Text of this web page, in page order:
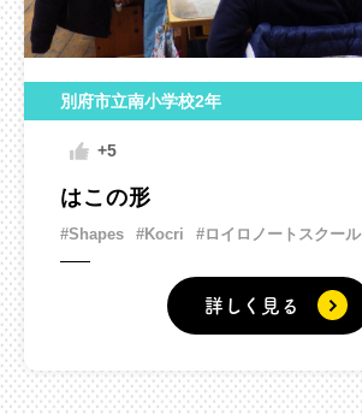
別府市立南小学校2年
+5
はこの形
#Shapes #Kocri #ロイロノートスクール
詳しく見る